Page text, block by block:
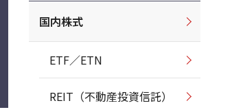
国内株式
ETF／ETN
REIT（不動産投資信託）